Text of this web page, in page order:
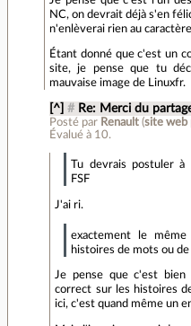
NC, on devrait déjà s'en
n'enlèverai rien au
Étant donné que c'est un
site, je pense que tu
mauvaise image de Linuxfr.
[^] # Re: Merci du
Posté par Renault (site web
Évalué à 10.
Tu devrais postuler à
FSF
J'ai ri.
exactement le
histoires de mots ou de
Je pense que c'est
correct sur les histoires
ici, c'est quand même un